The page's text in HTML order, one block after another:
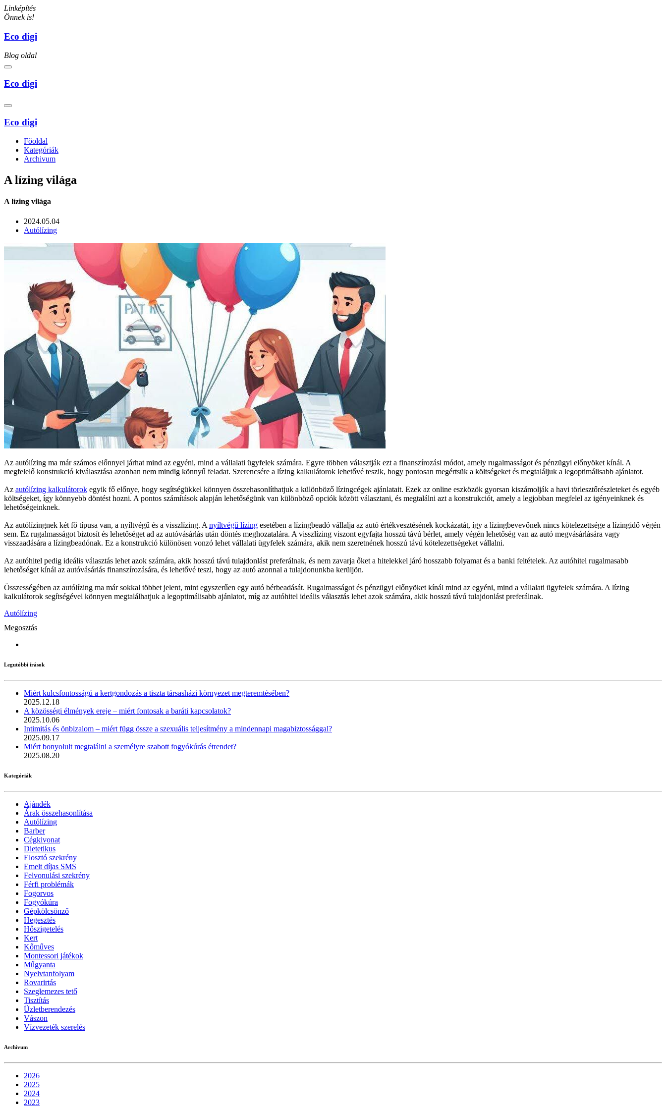
Linképítés
Önnek is!
Eco digi
Blog oldal
Eco digi
Eco digi
Főoldal
Kategóriák
Archivum
A lízing világa
A lízing világa
2024.05.04
Autólízing
Az autólízing ma már számos előnnyel járhat mind az egyéni, mind a vállalati ügyfelek számára. Egyre többen választják ezt a finanszírozási módot, amely rugalmasságot és pénzügyi előnyöket kínál. A
megfelelő konstrukció kiválasztása azonban nem mindig könnyű feladat. Szerencsére a lízing kalkulátorok lehetővé teszik, hogy pontosan megértsük a költségeket és megtaláljuk a legoptimálisabb ajánlatot.
Az autólízing kalkulátorok egyik fő előnye, hogy segítségükkel könnyen összehasonlíthatjuk a különböző lízingcégek ajánlatait. Ezek az online eszközök gyorsan kiszámolják a havi törlesztőrészleteket és egyéb
költségeket, így könnyebb döntést hozni. A pontos számítások alapján lehetőségünk van különböző opciók között választani, és megtalálni azt a konstrukciót, amely a legjobban megfelel az igényeinknek és
lehetőségeinknek.
Az autólízingnek két fő típusa van, a nyíltvégű és a visszlízing. A nyíltvégű lízing esetében a lízingbeadó vállalja az autó értékvesztésének kockázatát, így a lízingbevevőnek nincs kötelezettsége a lízingidő végén
sem. Ez rugalmasságot biztosít és lehetőséget ad az autóvásárlás után döntés meghozatalára. A visszlízing viszont egyfajta hosszú távú bérlet, amely végén lehetőség van az autó megvásárlására vagy
visszaadására a lízingbeadónak. Ez a konstrukció különösen vonzó lehet vállalati ügyfelek számára, akik nem szeretnének hosszú távú kötelezettségeket vállalni.
Az autóhitel pedig ideális választás lehet azok számára, akik hosszú távú tulajdonlást preferálnak, és nem zavarja őket a hitelekkel járó hosszabb folyamat és a banki feltételek. Az autóhitel rugalmasabb
lehetőséget kínál az autóvásárlás finanszírozására, és lehetővé teszi, hogy az autó azonnal a tulajdonunkba kerüljön.
Összességében az autólízing ma már sokkal többet jelent, mint egyszerűen egy autó bérbeadását. Rugalmasságot és pénzügyi előnyöket kínál mind az egyéni, mind a vállalati ügyfelek számára. A lízing
kalkulátorok segítségével könnyen megtalálhatjuk a legoptimálisabb ajánlatot, míg az autóhitel ideális választás lehet azok számára, akik hosszú távú tulajdonlást preferálnak.
Autólízing
Megosztás
Legutóbbi írások
Miért kulcsfontosságú a kertgondozás a tiszta társasházi környezet megteremtésében?
2025.12.18
A közösségi élmények ereje – miért fontosak a baráti kapcsolatok?
2025.10.06
Intimitás és önbizalom – miért függ össze a szexuális teljesítmény a mindennapi magabiztossággal?
2025.09.17
Miért bonyolult megtalálni a személyre szabott fogyókúrás étrendet?
2025.08.20
Kategóriák
Ajándék
Árak összehasonlítása
Autólízing
Barber
Cégkivonat
Dietetikus
Elosztó szekrény
Emelt díjas SMS
Felvonulási szekrény
Férfi problémák
Fogorvos
Fogyókúra
Gépkölcsönző
Hegesztés
Hőszigetelés
Kert
Kőműves
Montessori játékok
Műgyanta
Nyelvtanfolyam
Rovarirtás
Szeglemezes tető
Tisztítás
Üzletberendezés
Vászon
Vízvezeték szerelés
Archivum
2026
2025
2024
2023